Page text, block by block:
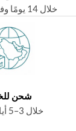
شحن للخليج